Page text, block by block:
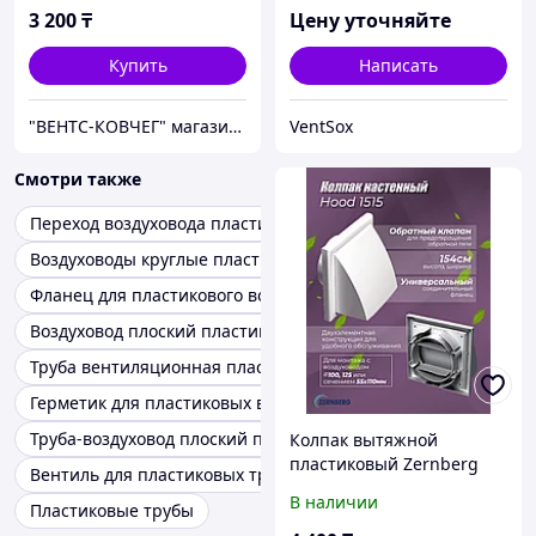
3 200₸
Купить
"ВЕНТС-КОВЧЕГ" магазин вентиляционного оборудования
Цену уточняйте
Написать
VentSox
Смотри также
Переход воздуховода пластик
Воздуховоды круглые пластиковые
Фланец для пластикового воздуховода
Воздуховод плоский пластиковый
Труба вентиляционная пластиковая
Герметик для пластиковых воздуховодов
Труба-воздуховод плоский пластик
Вентиль для пластиковых труб
Пластиковые трубы
Колпак вытяжной
пластиковый Zernberg
В наличии